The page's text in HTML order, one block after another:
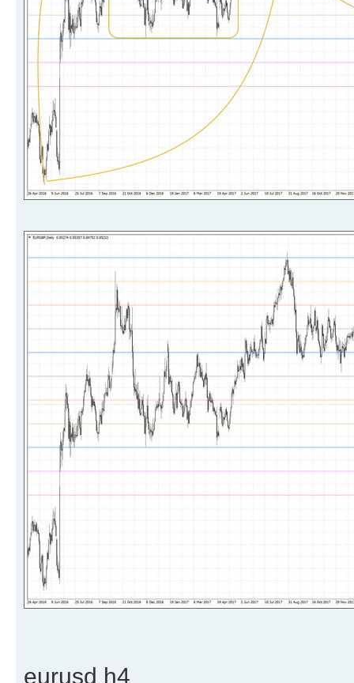
eurusd h4